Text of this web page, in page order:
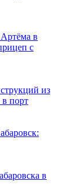
в
с
из
порт
в